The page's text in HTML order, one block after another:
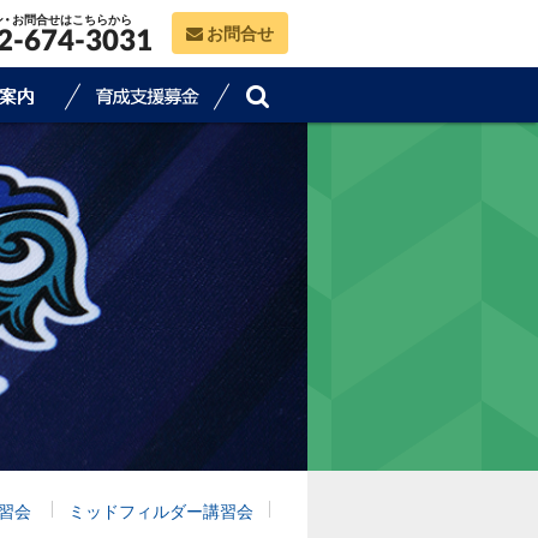
お問合せはこちらから
674-3031 お問合せ
会 ミッドフィルダー講習会